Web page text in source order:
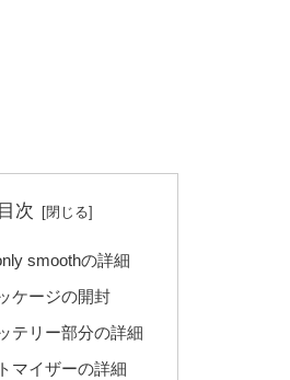
目次
smoothの詳細
ケージの開封
テリー部分の詳細
マイザーの詳細